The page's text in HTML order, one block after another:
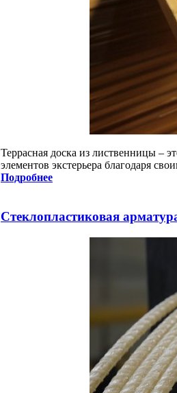
Террасная доска из лиственницы –
элементов экстерьера благодаря
Подробнее
Стеклопластиковая